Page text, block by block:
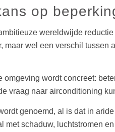
op
wereldwijde
maar wel een verschil tussen
wordt concreet:
vraag naar airconditioning
genoemd, al is dat in
met schaduw, luchtstromen